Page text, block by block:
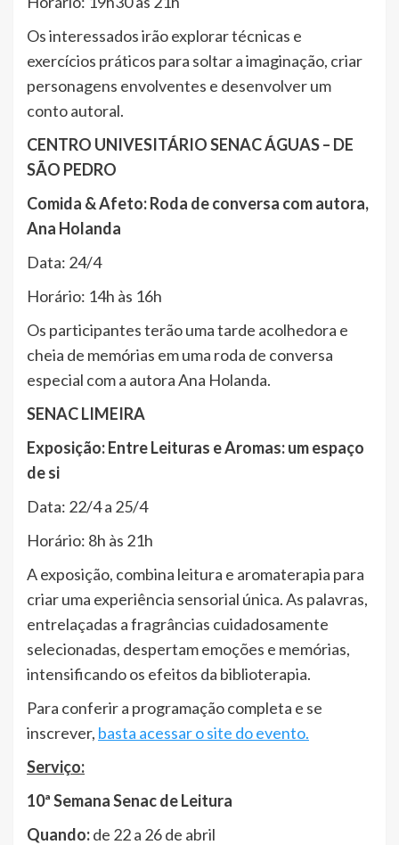
Os interessados irão explorar técnicas e
exercícios práticos para soltar a imaginação, criar
personagens envolventes e desenvolver um
conto autoral.
CENTRO UNIVESITÁRIO SENAC ÁGUAS – DE
SÃO PEDRO
Comida & Afeto: Roda de conversa com autora,
Ana Holanda
Data: 24/4
Horário: 14h às 16h
Os participantes terão uma tarde acolhedora e
cheia de memórias em uma roda de conversa
especial com a autora Ana Holanda.
SENAC LIMEIRA
Exposição: Entre Leituras e Aromas: um espaço
de si
Data: 22/4 a 25/4
Horário: 8h às 21h
A exposição, combina leitura e aromaterapia para
criar uma experiência sensorial única. As palavras,
entrelaçadas a fragrâncias cuidadosamente
selecionadas, despertam emoções e memórias,
intensificando os efeitos da biblioterapia.
Para conferir a programação completa e se
inscrever, basta acessar o site do evento.
Serviço:
10ª Semana Senac de Leitura
Quando:de 22 a 26 de abril